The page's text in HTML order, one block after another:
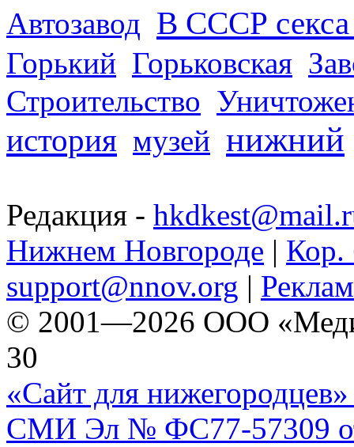
Автозавод В СССР секса
Горький Горьковская
Строительство
история музей нижний
Редакция -
Нижнем Новгороде | Кор.
support@nnov.org |
© 2001—2026 ООО
30
«Сайт для нижегородцев»
СМИ Эл № ФС77-57309